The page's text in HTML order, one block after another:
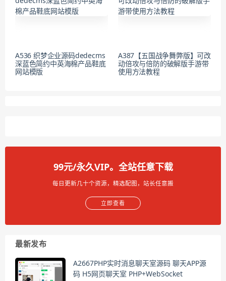
A536 织梦企业源码dedecms
深蓝色简约中英海棉产品鞋底
网站模版
A387【五国战争舞弊版】可改
动倍攻与倍防的破解版手游带
使用方法教程
99元/永久VIP。全站任意下载
每日更新几十个资源，精选配图，站长任意搬
立即查看
最新发布
A2667PHP实时消息聊天室源码 聊天APP源
码 H5网页聊天室 PHP+WebSocket